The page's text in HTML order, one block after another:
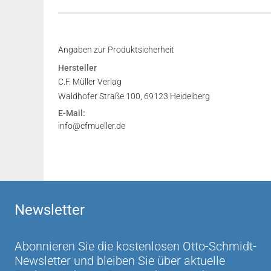
Eine sehr hilfreiche Neuerscheinung, zumal
Hausarbeit anpackt und was dabei zu
Studium WS 16/17
Aus eigener Erfahrung weiß ich, dass mir als
Strafrecht“ von Bode und Niehaus bietet, sehr
Buch vielseitig einsetzbar und besonders für
Inhaltsverzeichnis
Vorwort
Register
Angaben zur Produktsicherheit
Hersteller
C.F. Müller Verlag
Waldhofer Straße 100, 69123 Heidelberg
E-Mail:
info@cfmueller.de
Newsletter
Abonnieren Sie die kostenlosen Otto-Schmidt-
Newsletter und bleiben Sie über aktuelle